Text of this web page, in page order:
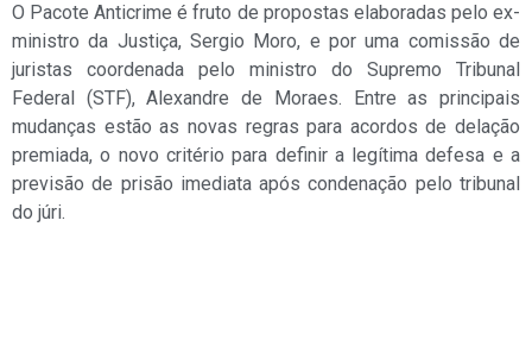
O Pacote Anticrime é fruto de propostas elaboradas pelo ex-
ministro da Justiça, Sergio Moro, e por uma comissão de
juristas coordenada pelo ministro do Supremo Tribunal
Federal (STF), Alexandre de Moraes. Entre as principais
mudanças estão as novas regras para acordos de delação
premiada, o novo critério para definir a legítima defesa e a
previsão de prisão imediata após condenação pelo tribunal
do júri.